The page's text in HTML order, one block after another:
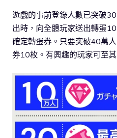
遊戲的事前登錄人數已突破
出時，向全體玩家送出轉蛋
確定轉蛋券。只要突破40萬
券10枚。有興趣的玩家可至